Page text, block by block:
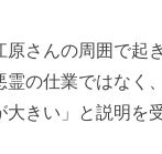
原さんの周囲で起
霊の仕業ではなく
きい」と説明を